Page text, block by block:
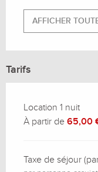
AFFICHER
Tarifs
Tarifs 2029
Location 1 nuit
À partir de 65,00
Taxe de séjour